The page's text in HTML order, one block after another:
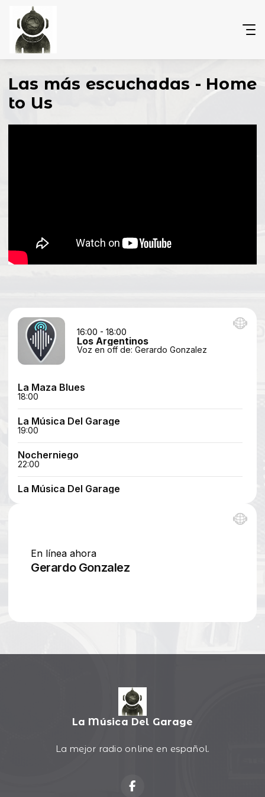
Las más escuchadas - Home
to Us
La Música Del Garage
La mejor radio online en español.